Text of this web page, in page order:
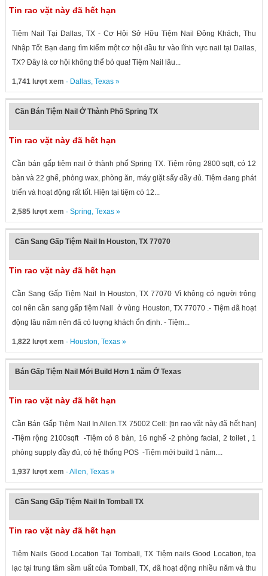
Tin rao vặt này đã hết hạn
Tiệm Nail Tại Dallas, TX - Cơ Hội Sở Hữu Tiệm Nail Đông Khách, Thu
Nhập Tốt Bạn đang tìm kiếm một cơ hội đầu tư vào lĩnh vực nail tại Dallas,
TX? Đây là cơ hội không thể bỏ qua! Tiệm Nail lâu...
1,741 lượt xem · Dallas, Texas»
Cần Bán Tiệm Nail Ở Thành Phố Spring TX
Tin rao vặt này đã hết hạn
Cần bán gấp tiệm nail ở thành phố Spring TX. Tiệm rộng 2800 sqft, có 12
bàn và 22 ghế, phòng wax, phòng ăn, máy giặt sấy đầy đủ. Tiệm đang phát
triển và hoạt động rất tốt. Hiện tại tiệm có 12...
2,585 lượt xem · Spring, Texas»
Cần Sang Gấp Tiệm Nail In Houston, TX 77070
Tin rao vặt này đã hết hạn
Cần Sang Gấp Tiệm Nail In Houston, TX 77070 Vì không có người trông
coi nên cần sang gấp tiệm Nail ở vùng Houston, TX 77070 .- Tiệm đã hoạt
động lâu năm nên đã có lượng khách ổn định. - Tiệm...
1,822 lượt xem · Houston, Texas»
Bán Gấp Tiệm Nail Mới Build Hơn 1 năm Ở Texas
Tin rao vặt này đã hết hạn
Cần Bán Gấp Tiệm Nail In Allen.TX 75002 Cell: [tin rao vặt này đã hết hạn]
-Tiệm rộng 2100sqft -Tiệm có 8 bàn, 16 nghế -2 phòng facial, 2 toilet , 1
phòng supply đầy đủ, có hệ thống POS -Tiệm mới build 1 năm....
1,937 lượt xem · Allen, Texas»
Cần Sang Gấp Tiệm Nail In Tomball TX
Tin rao vặt này đã hết hạn
Tiệm Nails Good Location Tại Tomball, TX Tiệm nails Good Location, tọa
lạc tại trung tâm sầm uất của Tomball, TX, đã hoạt động nhiều năm và thu